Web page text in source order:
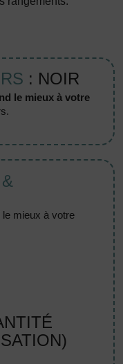
: NOIR
le mieux à votre
mieux à votre